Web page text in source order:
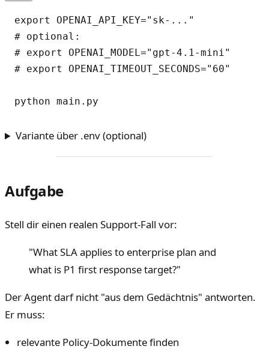
export OPENAI_API_KEY="sk-..."
# optional:
# export OPENAI_MODEL="gpt-4.1-mini"
# export OPENAI_TIMEOUT_SECONDS="60"
Variante über .env (optional)
Aufgabe
Stell dir einen realen Support-Fall vor:
"What SLA applies to enterprise plan and
what is P1 first response target?"
Der Agent darf nicht "aus dem Gedächtnis" antworten.
Er muss:
relevante Policy-Dokumente finden